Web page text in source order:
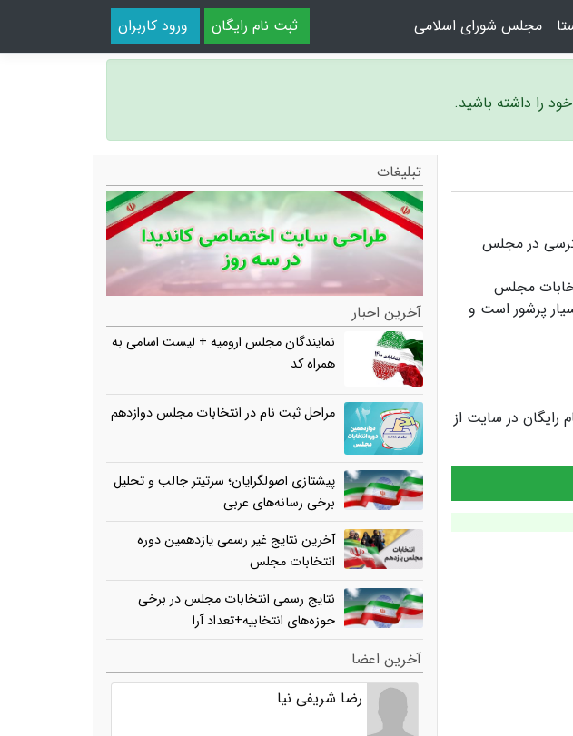
ثبت نام رایگان ورود کاربران مجلس شورای اسلامی
را داشته باشید.
واقع شده است. این حوزه دارای 1 صندلی یا کرسی در مجلس
مجلس
پرشور است و
مجلس ۹۸ می توانند با ثبت نام رایگان در سایت از
تبلیغات
آخرین اخبار
نمایندگان مجلس ارومیه + لیست اسامی به
همراه کد
مراحل ثبت نام در انتخابات مجلس دوازدهم
پیشتازی اصولگرایان؛ سرتیتر جالب و تحلیل
برخی رسانه‌های عربی
آخرین نتایج غیر رسمی یازدهمین دوره
انتخابات مجلس
نتایج رسمی انتخابات مجلس در برخی
حوزه‌های انتخابیه+تعداد آرا
آخرین اعضا
رضا شریفی نیا